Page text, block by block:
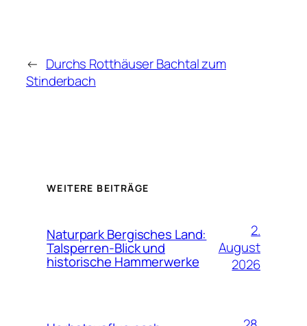
← Durchs Rotthäuser Bachtal zum
Stinderbach
WEITERE BEITRÄGE
Naturpark Bergisches Land:
Talsperren-Blick und
historische Hammerwerke
2.
August
2026